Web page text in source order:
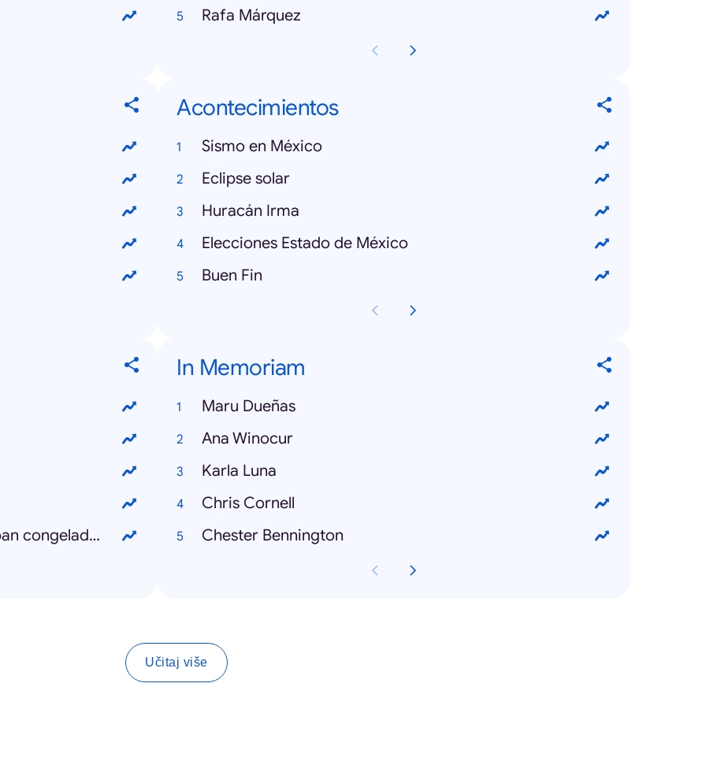
Rafa Márquez
Acontecimientos
Sismo en México
Eclipse solar
Huracán Irma
Elecciones Estado de México
Buen Fin
Qué regiones del mundo se encontraban congeladas
In Memoriam
Maru Dueñas
Ana Winocur
Karla Luna
Chris Cornell
Chester Bennington
Učitaj više